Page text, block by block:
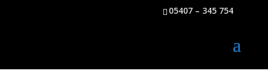
05407 – 345 754